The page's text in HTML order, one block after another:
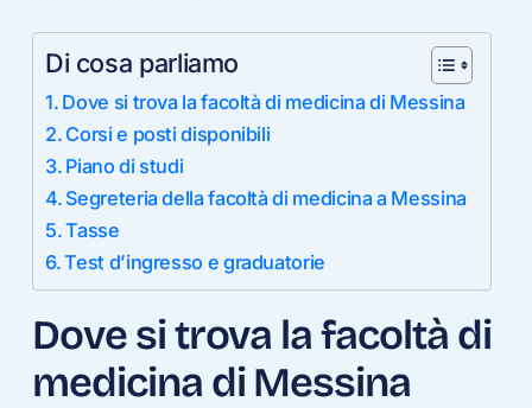
Di cosa parliamo
Dove si trova la facoltà di medicina di Messina
Corsi e posti disponibili
Piano di studi
Segreteria della facoltà di medicina a Messina
Tasse
Test d’ingresso e graduatorie
Dove si trova la facoltà di
medicina di Messina